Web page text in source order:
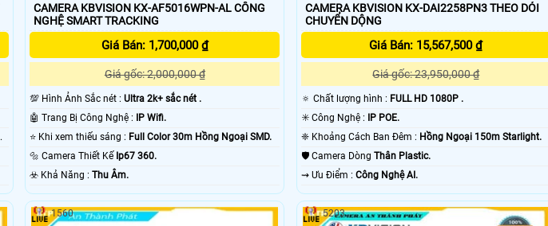
CAMERA KBVISION KX-AF5016WPN-AL CÔNG
NGHỆ SMART TRACKING
Giá Bán: 1,700,000 ₫
Giá gốc: 2,000,000 ₫
💯 Hình Ảnh Sắc nét :Ultra 2k+ sắc nét .
🤖️ Trang Bị Công Nghệ : IP Wifi.
⭐ Khi xem thiếu sáng : Full Color 30m Hồng Ngoại SMD.
🔩 Camera Thiết Kế Ip67 360.
️☣️ Khả Năng :Thu Âm.
CAMERA KBVISION KX-DAI2258PN3 THEO DỎI
CHUYỂN DỘNG
Giá Bán: 15,567,500 ₫
Giá gốc: 23,950,000 ₫
🔅 Chất lượng hình : FULL HD 1080P .
✳️ Công Nghệ : IP POE.
❈ Khoảng Cách Ban Đêm : Hồng Ngoại 150m Starlight.
🛡 Camera Dòng Thân Plastic.
️⇝ Ưu Điểm : Công Nghệ AI.
1560 5203